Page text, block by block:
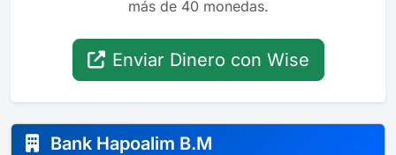
más de 40 monedas.
Enviar Dinero con Wise
Bank Hapoalim B.M